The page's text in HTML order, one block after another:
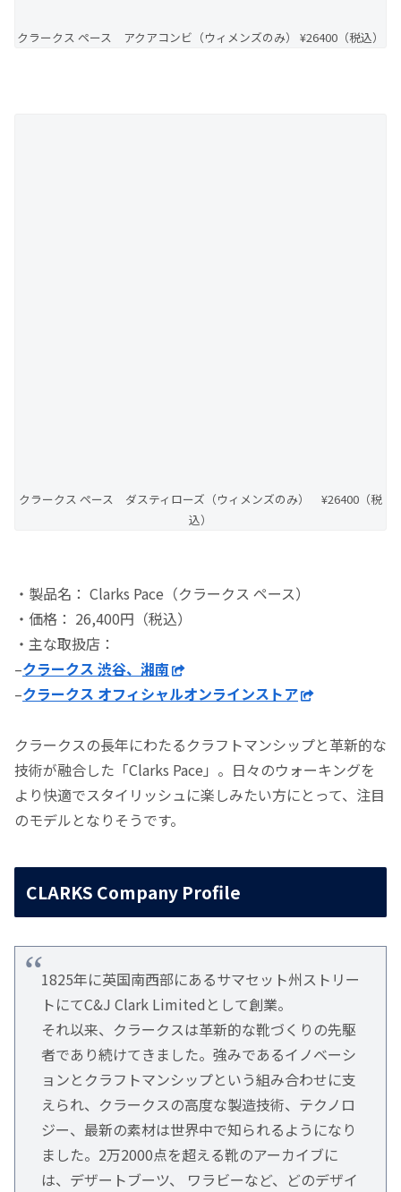
クラークス ペース アクアコンビ（ウィメンズのみ） ¥26400（税込）
クラークス ペース ダスティローズ（ウィメンズのみ） ¥26400（税
込）
・製品名： Clarks Pace（クラークス ペース）
・価格： 26,400円（税込）
・主な取扱店：
–クラークス 渋谷、湘南
–クラークス オフィシャルオンラインストア
クラークスの長年にわたるクラフトマンシップと革新的な
技術が融合した「Clarks Pace」。日々のウォーキングを
より快適でスタイリッシュに楽しみたい方にとって、注目
のモデルとなりそうです。
CLARKS Company Profile
1825年に英国南西部にあるサマセット州ストリー
トにてC&J Clark Limitedとして創業。
それ以来、クラークスは革新的な靴づくりの先駆
者であり続けてきました。強みであるイノベーシ
ョンとクラフトマンシップという組み合わせに支
えられ、クラークスの高度な製造技術、テクノロ
ジー、最新の素材は世界中で知られるようになり
ました。2万2000点を超える靴のアーカイブに
は、デザートブーツ、 ワラビーなど、どのデザイ